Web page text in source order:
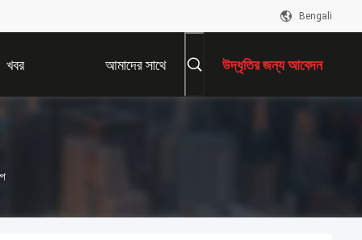
Bengali
খবর আমাদের সাথে উদ্ধৃতির জন্য আবেদন